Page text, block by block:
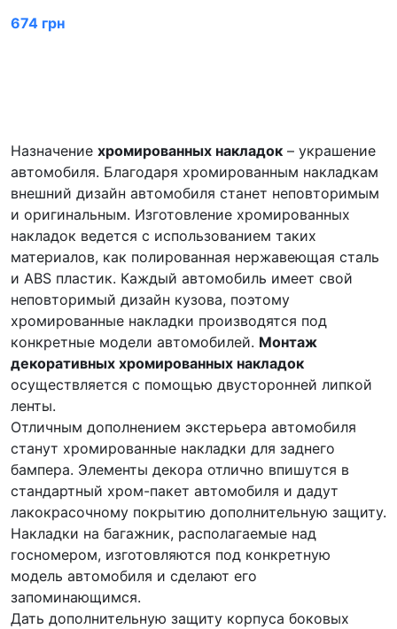
674 грн
Назначение хромированных накладок – украшение
автомобиля. Благодаря хромированным накладкам
внешний дизайн автомобиля станет неповторимым
и оригинальным. Изготовление хромированных
накладок ведется с использованием таких
материалов, как полированная нержавеющая сталь
и ABS пластик. Каждый автомобиль имеет свой
неповторимый дизайн кузова, поэтому
хромированные накладки производятся под
конкретные модели автомобилей. Монтаж
декоративных хромированных накладок
осуществляется с помощью двусторонней липкой
ленты.
Отличным дополнением экстерьера автомобиля
станут хромированные накладки для заднего
бампера. Элементы декора отлично впишутся в
стандартный хром-пакет автомобиля и дадут
лакокрасочному покрытию дополнительную защиту.
Накладки на багажник, располагаемые над
госномером, изготовляются под конкретную
модель автомобиля и сделают его
запоминающимся.
Дать дополнительную защиту корпуса боковых